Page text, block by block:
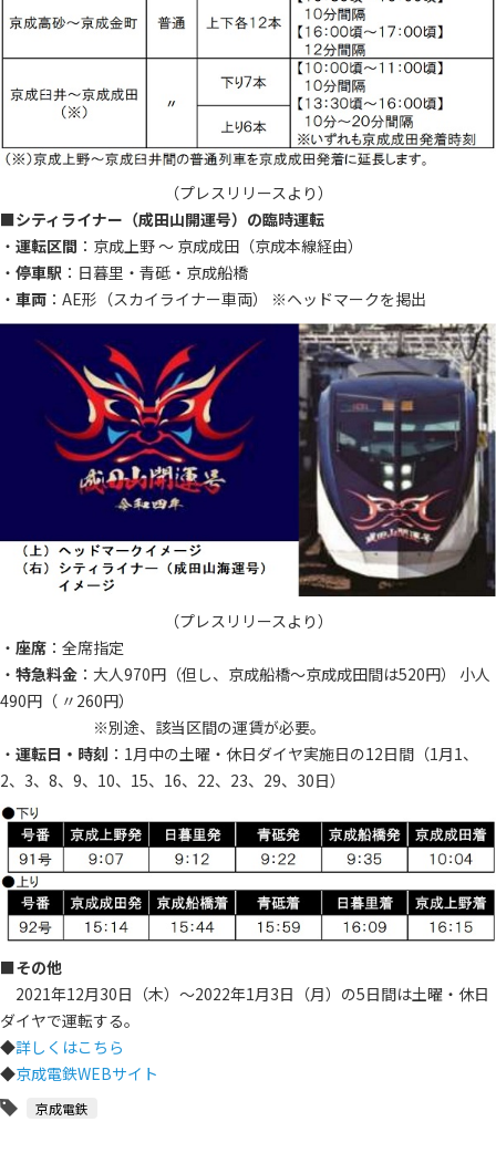
（プレスリリースより）
■シティライナー（成田山開運号）の臨時運転
・ 運転区間 ：京成上野 ～ 京成成田（京成本線経由）
・ 停車駅 ：日暮里・青砥・京成船橋
・ 車両 ：AE形（スカイライナー車両） ※ヘッドマークを掲出
（プレスリリースより）
・ 座席 ：全席指定
・ 特急料金 ：大人970円（但し、京成船橋～京成成田間は520円） 小人
490円（ 〃260円）
※別途、該当区間の運賃が必要。
・ 運転日・時刻 ：1月中の土曜・休日ダイヤ実施日の12日間（1月1、
2、3、8、9、10、15、16、22、23、29、30日）
■その他
2021年12月30日（木）～2022年1月3日（月）の5日間は土曜・休日
ダイヤで運転する。
◆詳しくはこちら
◆京成電鉄WEBサイト
京成電鉄